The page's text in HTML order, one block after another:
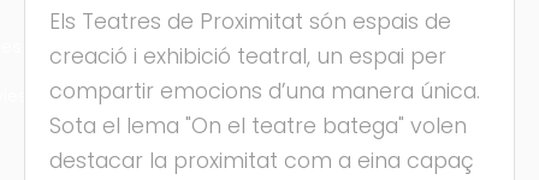
Els Teatres de Proximitat són espais de
creació i exhibició teatral, un espai per
compartir emocions d’una manera única.
Sota el lema "On el teatre batega" volen
destacar la proximitat com a eina capaç